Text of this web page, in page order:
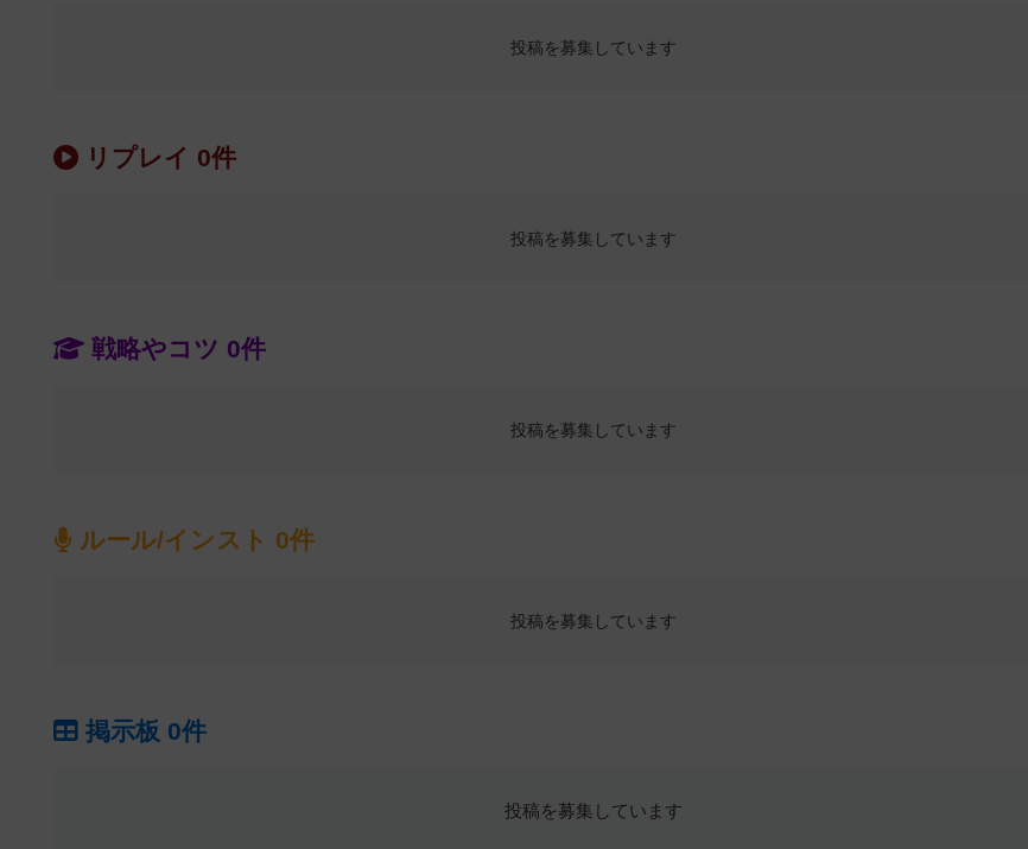
投稿を募集しています
リプレイ 0件
投稿を募集しています
戦略やコツ 0件
投稿を募集しています
ルール/インスト 0件
投稿を募集しています
掲示板 0件
投稿を募集しています